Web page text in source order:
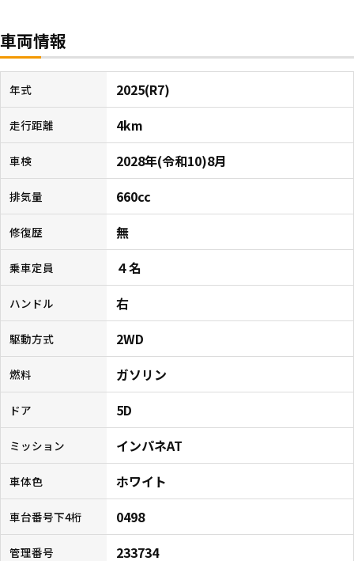
車両情報
年式 2025(R7)
走行距離 4km
車検 2028年(令和10)8月
排気量 660cc
修復歴 無
乗車定員 ４名
ハンドル 右
駆動方式 2WD
燃料 ガソリン
ドア 5D
ミッション インパネAT
車体色 ホワイト
車台番号下4桁 0498
管理番号 233734